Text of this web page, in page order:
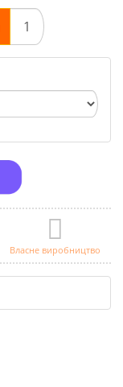
Власне виробництво